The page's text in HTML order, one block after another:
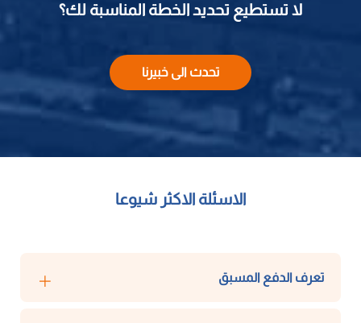
لا تستطيع تحديد الخطة المناسبة لك؟
تحدث الى خبيرنا
الاسئلة الاكثر شيوعا
تعرف الدفع المسبق